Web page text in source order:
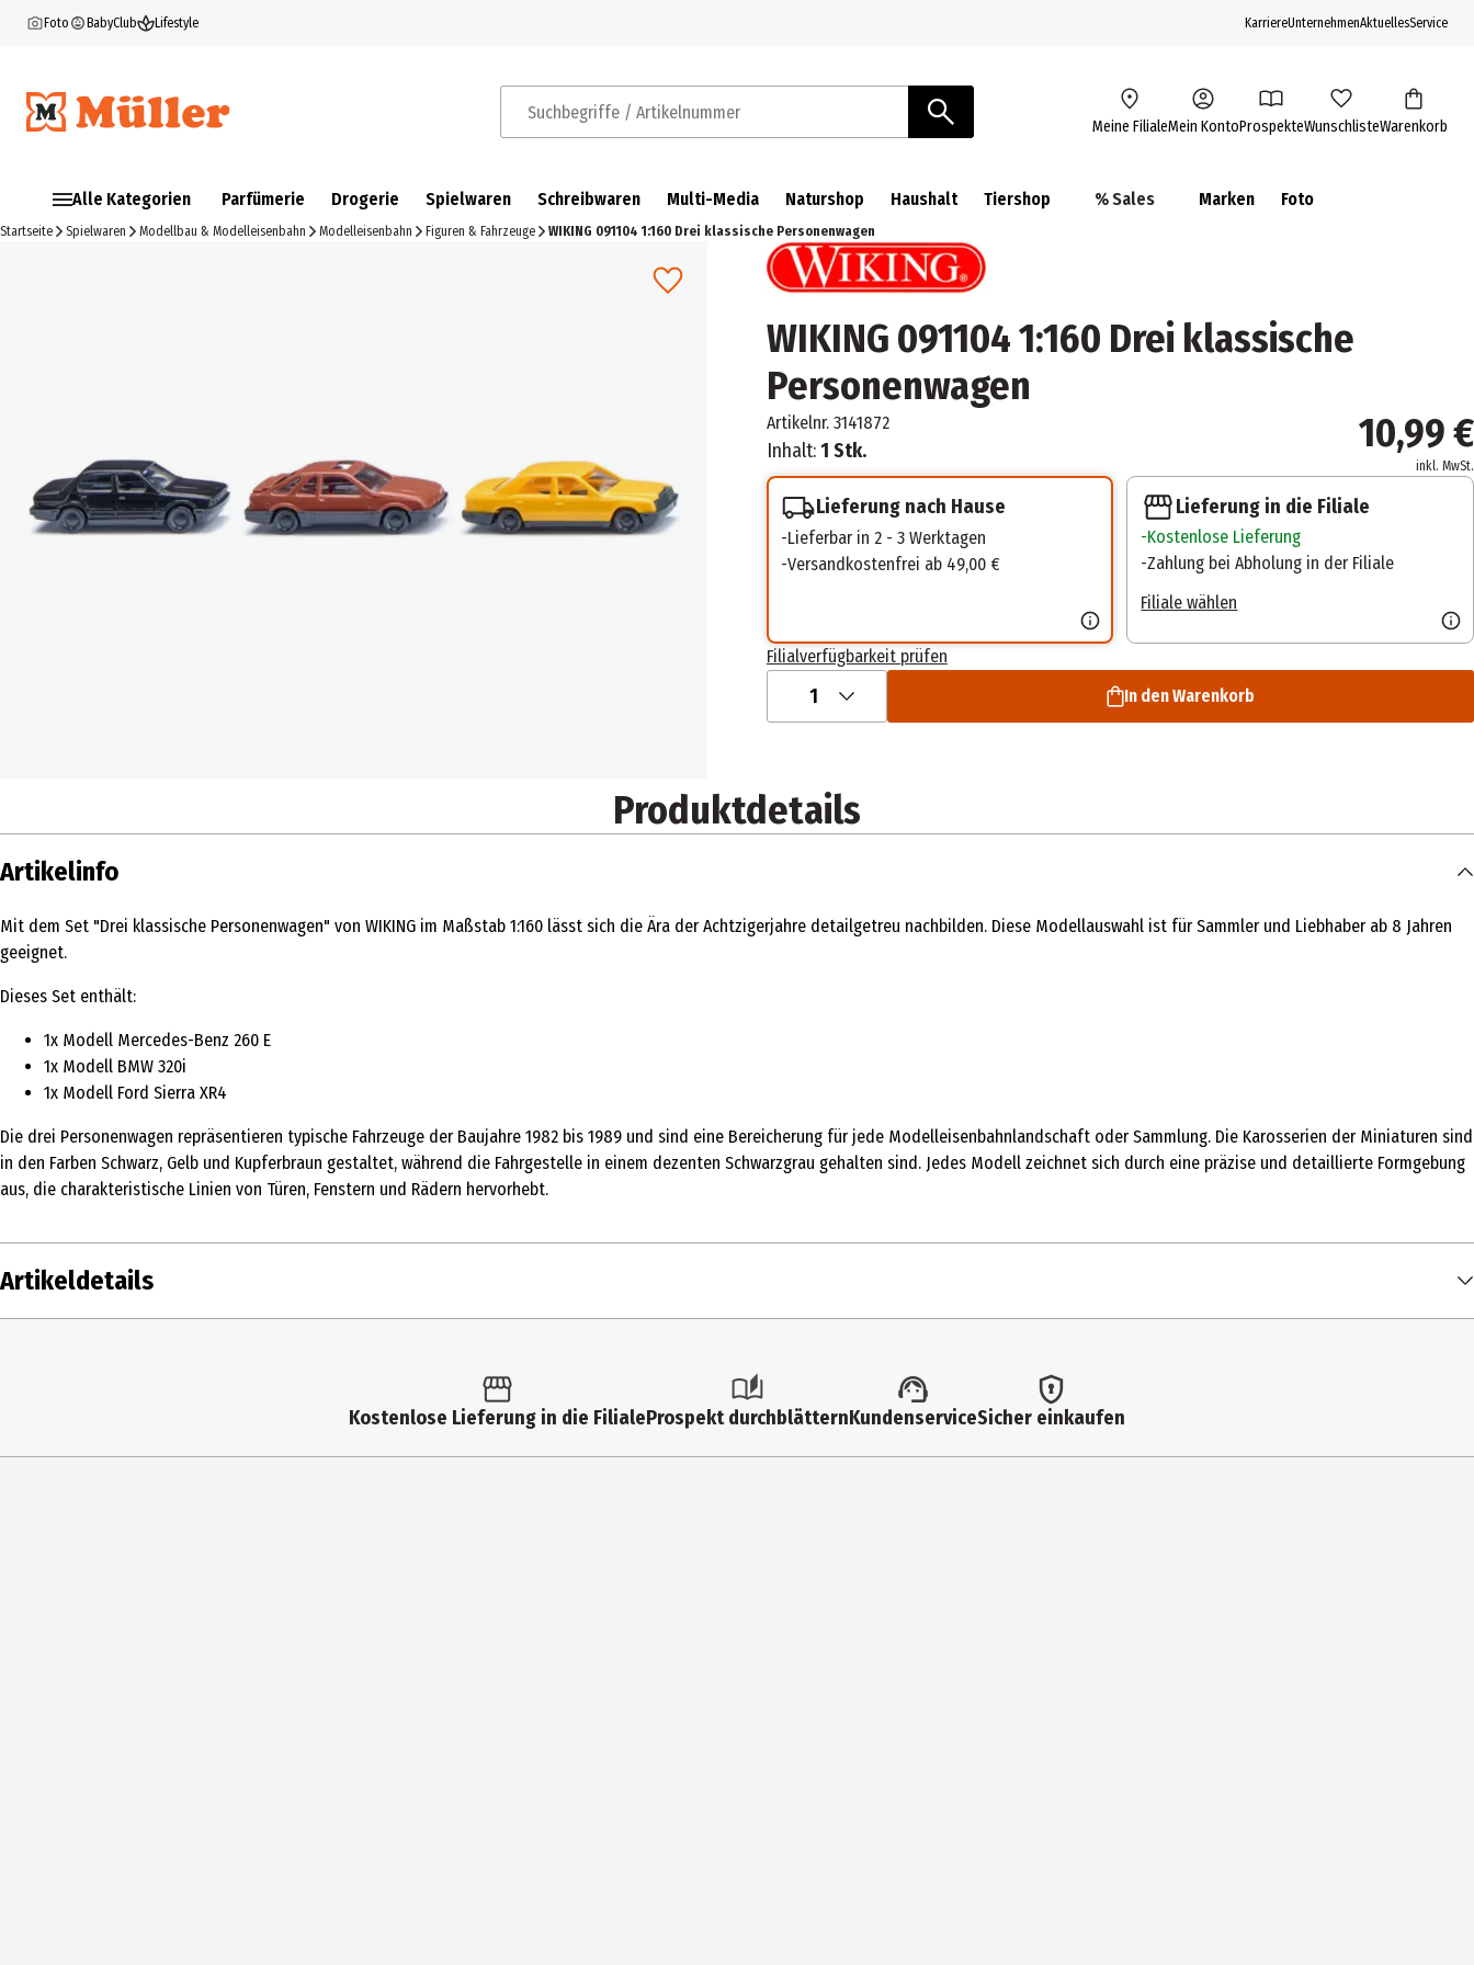
Foto BabyClub Lifestyle KarriereUnternehmenAktuellesService
Suchbegriffe / Artikelnummer Meine FilialeMein KontoProspekteWunschlisteWarenkorb
Alle Kategorien Parfümerie Drogerie Spielwaren Schreibwaren Multi-Media Naturshop Haushalt Tiershop % Sales Marken Foto
Startseite Spielwaren Modellbau & Modelleisenbahn Modelleisenbahn Figuren & Fahrzeuge WIKING 091104 1:160 Drei klassische Personenwagen
WIKING 091104 1:160 Drei klassische
Personenwagen
Artikelnr. 3141872
Inhalt:1 Stk. 10,99 €
inkl. MwSt.
Lieferung nach Hause
Lieferbar in 2 - 3 Werktagen
Versandkostenfrei ab 49,00 €
Lieferung in die Filiale
Kostenlose Lieferung
Zahlung bei Abholung in der Filiale
Filiale wählen
Filialverfügbarkeit prüfen
1 In den Warenkorb
Produktdetails
Artikelinfo
Mit dem Set "Drei klassische Personenwagen" von WIKING im Maßstab 1:160 lässt sich die Ära der Achtzigerjahre detailgetreu nachbilden. Diese Modellauswahl ist für Sammler und Liebhaber ab 8 Jahren
geeignet.
Dieses Set enthält:
1x Modell Mercedes-Benz 260 E
1x Modell BMW 320i
1x Modell Ford Sierra XR4
Die drei Personenwagen repräsentieren typische Fahrzeuge der Baujahre 1982 bis 1989 und sind eine Bereicherung für jede Modelleisenbahnlandschaft oder Sammlung. Die Karosserien der Miniaturen sind
in den Farben Schwarz, Gelb und Kupferbraun gestaltet, während die Fahrgestelle in einem dezenten Schwarzgrau gehalten sind. Jedes Modell zeichnet sich durch eine präzise und detaillierte Formgebung
aus, die charakteristische Linien von Türen, Fenstern und Rädern hervorhebt.
Artikeldetails
8 Jahre
Kostenlose Lieferung in die FilialeProspekt durchblätternKundenserviceSicher einkaufen